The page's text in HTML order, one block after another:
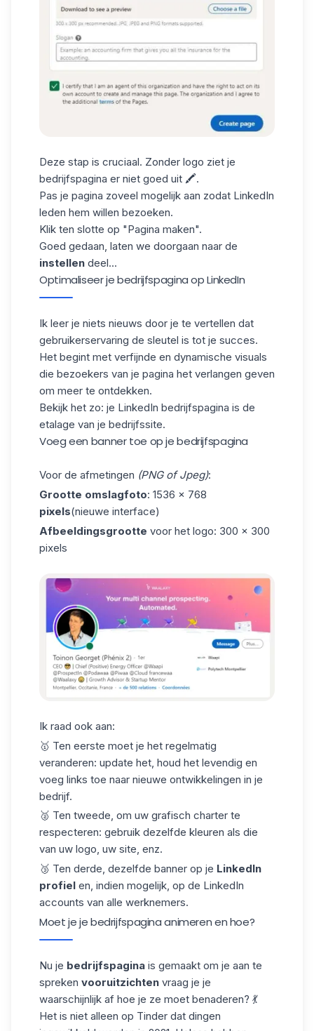
Deze stap is cruciaal. Zonder logo ziet je
bedrijfspagina er niet goed uit 🖍.
Pas je pagina zoveel mogelijk aan zodat LinkedIn
leden hem willen bezoeken.
Klik ten slotte op "Pagina maken".
Goed gedaan, laten we doorgaan naar de
instellen deel...
Optimaliseer je bedrijfspagina op LinkedIn
Ik leer je niets nieuws door je te vertellen dat
gebruikerservaring de sleutel is tot je succes.
Het begint met verfijnde en dynamische visuals
die bezoekers van je pagina het verlangen geven
om meer te ontdekken.
Bekijk het zo: je LinkedIn bedrijfspagina is de
etalage van je bedrijfssite.
Voeg een banner toe op je bedrijfspagina
Voor de afmetingen (PNG of Jpeg):
Grootte omslagfoto: 1536 × 768
pixels(nieuwe interface)
Afbeeldingsgrootte voor het logo: 300 × 300
pixels
Ik raad ook aan:
🥇 Ten eerste moet je het regelmatig
veranderen: update het, houd het levendig en
voeg links toe naar nieuwe ontwikkelingen in je
bedrijf.
🥈 Ten tweede, om uw grafisch charter te
respecteren: gebruik dezelfde kleuren als die
van uw logo, uw site, enz.
🥉 Ten derde, dezelfde banner op je LinkedIn
profiel en, indien mogelijk, op de LinkedIn
accounts van alle werknemers.
Moet je je bedrijfspagina animeren en hoe?
Nu je bedrijfspagina is gemaakt om je aan te
spreken vooruitzichten vraag je je
waarschijnlijk af hoe je ze moet benaderen? 💃
Het is niet alleen op Tinder dat dingen